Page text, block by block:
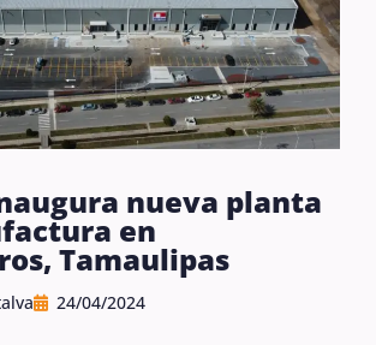
nueva planta
en
Tamaulipas
24/04/2024